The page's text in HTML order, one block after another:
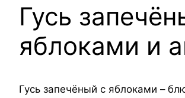
Гусь
яблоками и
Гусь запечёный с яблоками –